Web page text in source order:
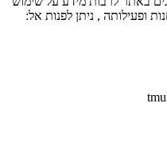
ופעילותה , ניתן לפנות אל: